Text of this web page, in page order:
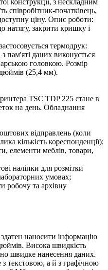
конструкції, з нескладним
співробітник-початківець,
ціну. Опис роботи:
натягу, закрити кришку і
термодрук:
пам'яті даних виконується
головкою. Розмір
(25,4 мм).
TSC TDP 225 стане в
на день. Обладнання
відправлень (коли
кількість кореспонденції);
елементи меблів, товари,
наліпки для розмітки
умовах;
робочу та архівну
наносити інформацію
Висока швидкість
швидке нанесення даних.
текстовою, а й з графічною